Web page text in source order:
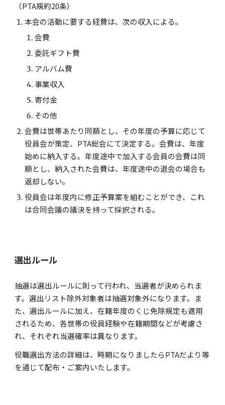
（PTA規約20条）
本会の活動に要する経費は、次の収入による。
会費
委託ギフト費
アルバム費
事業収入
寄付金
その他
会費は世帯あたり同額とし、その年度の予算に応じて
役員会が策定、PTA総会にて決定する。会費は、年度
始めに納入する。年度途中で加入する会員の会費は同
額とし、納入された会費は、年度途中の退会の場合も
返却しない。
役員会は年度内に修正予算案を組むことができ、これ
は合同会議の議決を持って採択される。
選出ルール
抽選は選出ルールに則って行われ、当選者が決められま
す。選出リスト除外対象者は抽選対象外になります。ま
た、選出ルールに加え、在籍年度のくじ免除規定も適用
されるため、各世帯の役員経験や在籍期間などが考慮さ
れ、それぞれ当選確率は異なります。
役職選出方法の詳細は、時期になりましたらPTAだより等
を通じて配布・ご案内いたします。